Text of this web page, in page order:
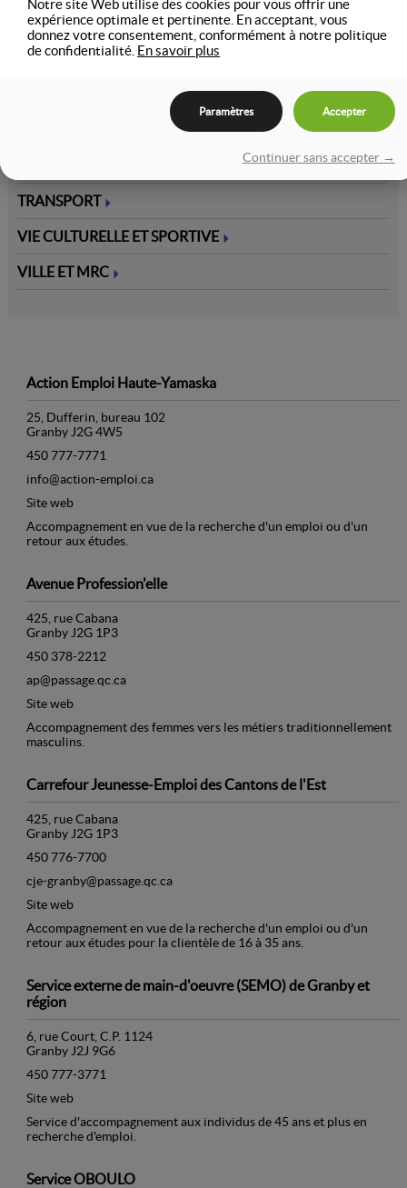
SANTÉ ET SOINS MÉDICAUX
SÉCURITÉ, PRÉVENTION ET INCENDIE
SERVICE DU GOUVERNEMENT DU CANADA
SERVICE DU GOUVERNEMENT DU QUÉBEC
TRANSPORT
VIE CULTURELLE ET SPORTIVE
VILLE ET MRC
Action Emploi Haute-Yamaska
25, Dufferin, bureau 102
Granby J2G 4W5
450 777-7771
info@action-emploi.ca
Site web
Accompagnement en vue de la recherche d'un emploi ou d'un
retour aux études.
Avenue Profession'elle
425, rue Cabana
Granby J2G 1P3
450 378-2212
ap@passage.qc.ca
Site web
Accompagnement des femmes vers les métiers traditionnellement
masculins.
Carrefour Jeunesse-Emploi des Cantons de l'Est
425, rue Cabana
Granby J2G 1P3
450 776-7700
cje-granby@passage.qc.ca
Site web
Accompagnement en vue de la recherche d'un emploi ou d'un
retour aux études pour la clientèle de 16 à 35 ans.
Service externe de main-d'oeuvre (SEMO) de Granby et
région
6, rue Court, C.P. 1124
Granby J2J 9G6
450 777-3771
Site web
Service d'accompagnement aux individus de 45 ans et plus en
recherche d'emploi.
Service OBOULO
Notre site Web utilise des cookies pour vous offrir une
expérience optimale et pertinente. En acceptant, vous
donnez votre consentement, conformément à notre politique
de confidentialité. En savoir plus
Paramètres Accepter
Continuer sans accepter →